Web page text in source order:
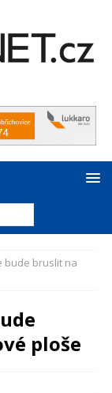
bude bruslit na
ploše